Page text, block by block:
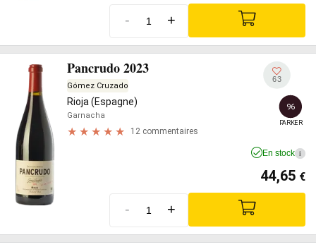
- +
Pancrudo 2023
Gómez Cruzado
Rioja (Espagne)
Garnacha
12 commentaires
63
96
PARKER
En stock i
44,65 €
- +